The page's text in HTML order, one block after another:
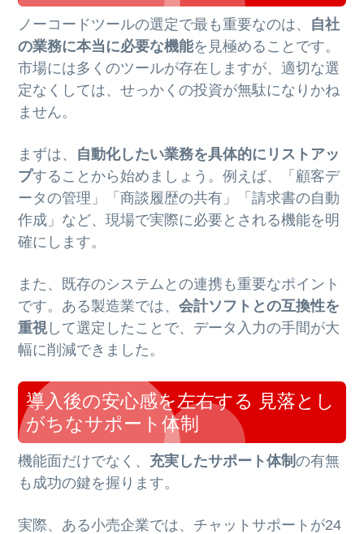
ノーコードツールの選定で最も重要なのは、 自社
の業務に本当に必要な機能を見極めることです。
市場には多くのツールが存在しますが、適切な選
定なくしては、せっかくの投資が無駄になりかね
ません。
まずは、 自動化したい業務を具体的にリストアッ
プすることから始めましょう。例えば、「顧客デ
ータの管理」「商談履歴の共有」「請求書の自動
作成」など、現場で実際に必要とされる機能を明
確にします。
また、既存のシステムとの連携も重要なポイント
です。ある製造業では、会計ソフトとの互換性を
重視して選定したことで、データ入力の手間が大
幅に削減できました。
導入後の安心感を左右する 見落とし
がちなサポート体制
機能面だけでなく、 充実したサポート体制の有無
も成功の鍵を握ります。
実際、ある小売企業では、チャットサポートが24